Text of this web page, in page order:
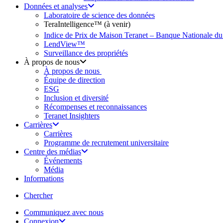
Données et analyses
Laboratoire de science des données
TeraIntelligence™ (à venir)
Indice de Prix de Maison Teranet – Banque Nationale
LendView™
Surveillance des propriétés
À propos de nous
À propos de nous
Équipe de direction
ESG
Inclusion et diversité
Récompenses et reconnaissances
Teranet Insighters
Carrières
Carrières
Programme de recrutement universitaire
Centre des médias
Événements
Média
Informations
Cherchersearch
Communiquez avec nous
Connexion